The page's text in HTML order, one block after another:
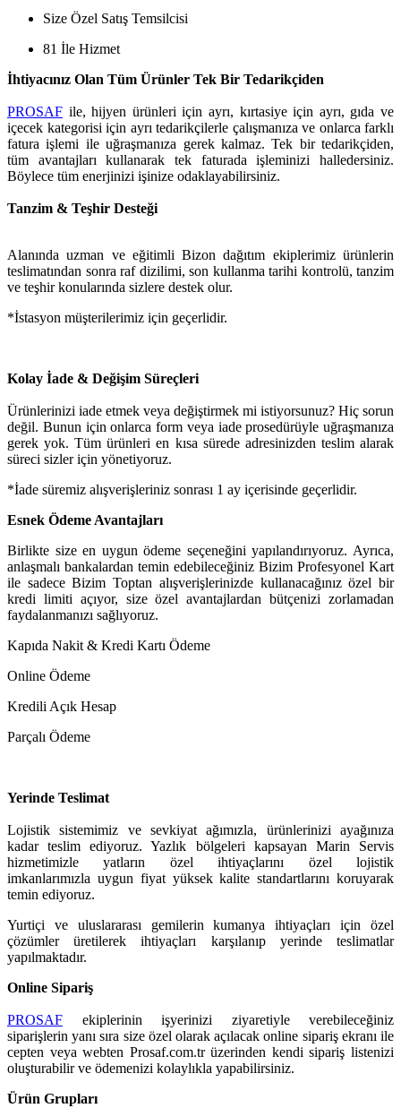
Size Özel Satış Temsilcisi
81 İle Hizmet
İhtiyacınız Olan Tüm Ürünler Tek Bir Tedarikçiden
PROSAF ile, hijyen ürünleri için ayrı, kırtasiye için ayrı, gıda ve
içecek kategorisi için ayrı tedarikçilerle çalışmanıza ve onlarca farklı
fatura işlemi ile uğraşmanıza gerek kalmaz. Tek bir tedarikçiden,
tüm avantajları kullanarak tek faturada işleminizi halledersiniz.
Böylece tüm enerjinizi işinize odaklayabilirsiniz.
Tanzim & Teşhir Desteği
Alanında uzman ve eğitimli Bizon dağıtım ekiplerimiz ürünlerin
teslimatından sonra raf dizilimi, son kullanma tarihi kontrolü, tanzim
ve teşhir konularında sizlere destek olur.
*İstasyon müşterilerimiz için geçerlidir.
Kolay İade & Değişim Süreçleri
Ürünlerinizi iade etmek veya değiştirmek mi istiyorsunuz? Hiç sorun
değil. Bunun için onlarca form veya iade prosedürüyle uğraşmanıza
gerek yok.Tüm ürünleri en kısa sürede adresinizden teslim alarak
süreci sizler için yönetiyoruz.
*İade süremiz alışverişleriniz sonrası 1 ay içerisinde geçerlidir.
Esnek Ödeme Avantajları
Birlikte size en uygun ödeme seçeneğini yapılandırıyoruz. Ayrıca,
anlaşmalı bankalardan temin edebileceğiniz Bizim Profesyonel Kart
ile sadece Bizim Toptan alışverişlerinizde kullanacağınız özel bir
kredi limiti açıyor, size özel avantajlardan bütçenizi zorlamadan
faydalanmanızı sağlıyoruz.
Kapıda Nakit & Kredi Kartı Ödeme
Online Ödeme
Kredili Açık Hesap
Parçalı Ödeme
Yerinde Teslimat
Lojistik sistemimiz ve sevkiyat ağımızla, ürünlerinizi ayağınıza
kadar teslim ediyoruz. Yazlık bölgeleri kapsayan Marin Servis
hizmetimizle yatların özel ihtiyaçlarını özel lojistik
imkanlarımızla uygun fiyat yüksek kalite standartlarını koruyarak
temin ediyoruz.
Yurtiçi ve uluslararası gemilerin kumanya ihtiyaçları için özel
çözümler üretilerek ihtiyaçları karşılanıp yerinde teslimatlar
yapılmaktadır.
Online Sipariş
PROSAF ekiplerinin işyerinizi ziyaretiyle verebileceğiniz
siparişlerin yanı sıra size özel olarak açılacak online sipariş ekranı ile
cepten veya webten Prosaf.com.tr üzerinden kendi sipariş listenizi
oluşturabilir ve ödemenizi kolaylıkla yapabilirsiniz.
Ürün Grupları